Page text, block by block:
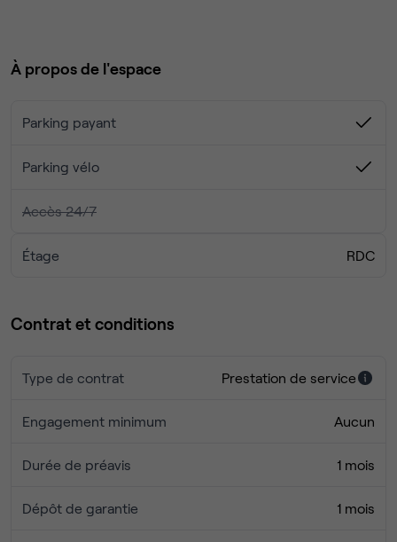
fleuves.
ambiance conviviale : venez travailler autrement.
À propos de l'espace
Parking payant
Parking vélo
Accès 24/7
Étage RDC
Contrat et conditions
Type de contrat Prestation de service
Engagement minimum Aucun
Durée de préavis 1 mois
Dépôt de garantie 1 mois